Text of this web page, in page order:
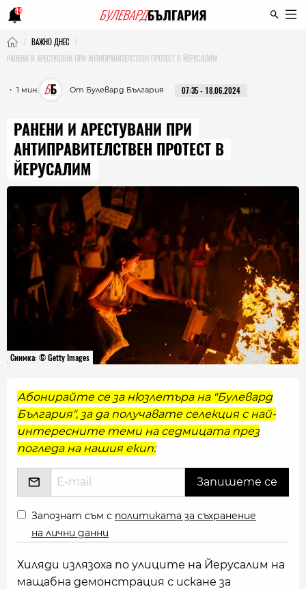
19
ВАЖНО ДНЕС
РАНЕНИ И АРЕСТУВАНИ ПРИ АНТИПРАВИТЕЛСТВЕН ПРОТЕСТ В ЙЕРУСАЛИМ
・ 1 мин. От Булевард България 07:35 - 18.06.2024
РАНЕНИ И АРЕСТУВАНИ ПРИ
АНТИПРАВИТЕЛСТВЕН ПРОТЕСТ В
ЙЕРУСАЛИМ
Снимка: © Getty Images
Абонирайте се за нюзлетъра на "Булевард
България", за да получавате селекция с най-
интересните теми на седмицата през
погледа на нашия екип:
Запознат съм с политиката за съхранение
на лични данни
Хиляди излязоха по улиците на Йерусалим на
мащабна демонстрация с искане за